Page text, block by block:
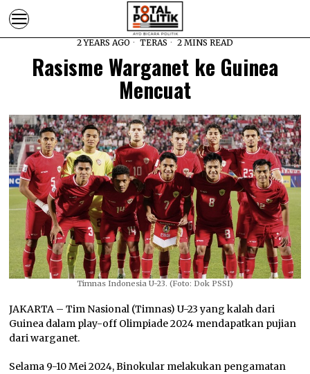
2 YEARS AGO TERAS 2 MINS READ
Rasisme Warganet ke Guinea
Mencuat
Timnas Indonesia U-23. (Foto: Dok PSSI)
JAKARTA –Tim Nasional (Timnas) U-23 yang kalah dari
Guinea dalam play-off Olimpiade 2024 mendapatkan pujian
dari warganet.
Selama 9-10 Mei 2024, Binokular melakukan pengamatan